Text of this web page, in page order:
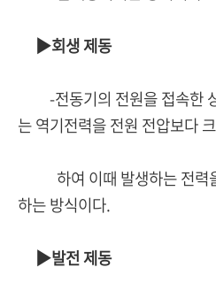
▶회생 제동
-전동기의 전원을 접속한
는 역기전력을 전원 전압보다
하여 이때 발생하는 전력
하는 방식이다.
▶발전 제동